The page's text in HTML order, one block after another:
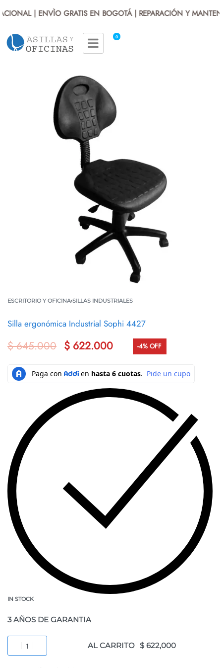
| ENVÌO GRATIS EN BOGOTÁ | REPARACIÓN Y
0
ESCRITORIO Y OFICINA›SILLAS INDUSTRIALES
Silla ergonómica Industrial Sophi 4427
$645.000 $ 622.000 -4% OFF
IN STOCK
3 AÑOS DE GARANTIA
AL CARRITO